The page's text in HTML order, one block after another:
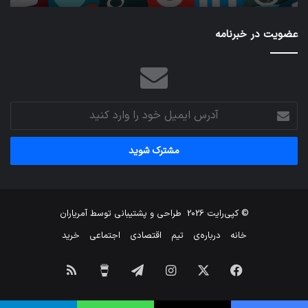
عضویت در خبرنامه
آدرس
ایمیل
خود
وارد
© کپی‌رایت 2026 طراحی و پشتیبانی توسطآمریاران
خانه
درباره‌ی تیم اقتصادی اجتماعی خرید
فیس
بوک
اینستاگرامتلگرام
من
خوراک